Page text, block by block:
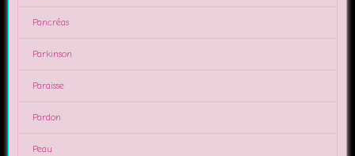
Pancréas
Parkinson
Paraisse
Pardon
Peau